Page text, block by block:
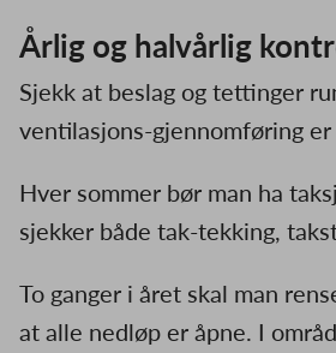
Årlig og halvårlig
Sjekk at beslag og tettinger
ventilasjons-gjennomføring
Hver sommer bør man ha
sjekker både tak-tekking,
To ganger i året skal man
at alle nedløp er åpne. I